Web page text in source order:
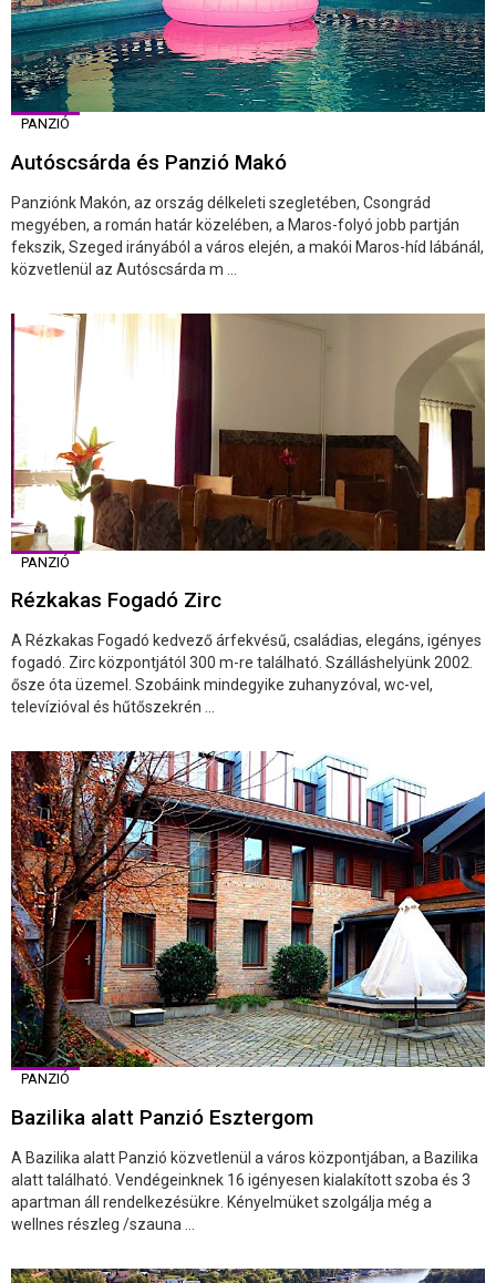
PANZIÓ
Autóscsárda és Panzió Makó
Panziónk Makón, az ország délkeleti szegletében, Csongrád
megyében, a román határ közelében, a Maros-folyó jobb partján
fekszik, Szeged irányából a város elején, a makói Maros-híd lábánál,
közvetlenül az Autóscsárda m ...
PANZIÓ
Rézkakas Fogadó Zirc
A Rézkakas Fogadó kedvező árfekvésű, családias, elegáns, igényes
fogadó. Zirc központjától 300 m-re található. Szálláshelyünk 2002.
ősze óta üzemel. Szobáink mindegyike zuhanyzóval, wc-vel,
televízióval és hűtőszekrén ...
PANZIÓ
Bazilika alatt Panzió Esztergom
A Bazilika alatt Panzió közvetlenül a város központjában, a Bazilika
alatt található. Vendégeinknek 16 igényesen kialakított szoba és 3
apartman áll rendelkezésükre. Kényelmüket szolgálja még a
wellnes részleg /szauna ...